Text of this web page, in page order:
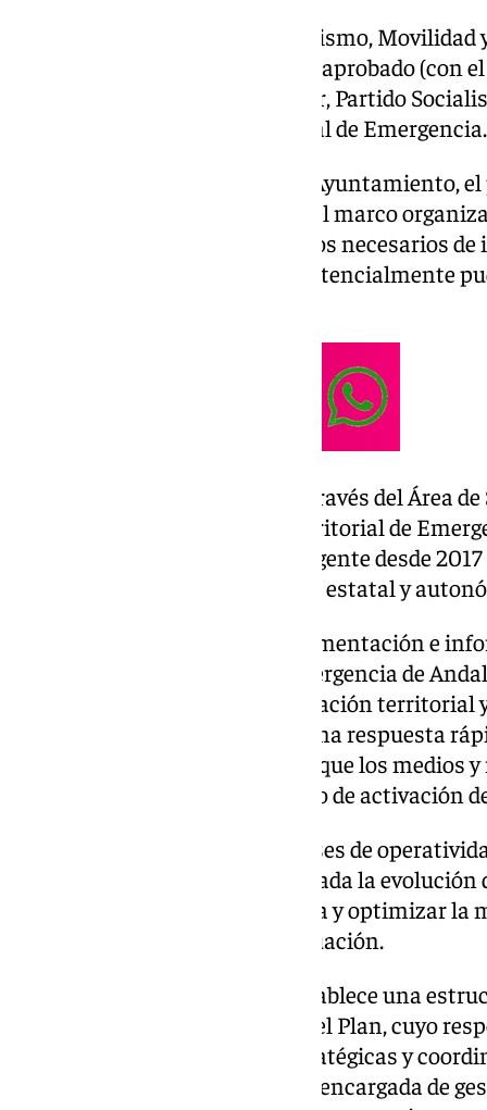
La Comisión de Pleno de Urbanismo, Movilidad
celebrada este lunes ha aprobado (con
municipales del Partido Popular, Partido
Málaga) el nuevo Plan Territorial de Emergencia.
Según han informado desde el Ayuntamiento,
documento se configura como el marco
planifica y valora los dispositivos necesarios
situación de emergencia que potencialmente
El Ayuntamiento de Málaga, a través del Área
tramitación del nuevo Plan Territorial de
de Málaga, que actualizará al vigente desde
disposiciones legales de ámbito estatal y
El proyecto, que amplía la documentación e
anterior Plan Territorial de Emergencia de
actualización de toda la información territorial
coordinación para garantizar una respuesta
emergencia, así como asegurar que los medios
disponibles y operativos en caso de activación
Asimismo, el plan recoge las fases de
manera estructurada y escalonada la
permiten organizar la respuesta y optimizar la
función de la gravedad de la situación.
En materia organizativa, se establece una
compuesta por una dirección del Plan, cuyo
para la toma de decisiones estratégicas y
municipales; una subdirección encargada de